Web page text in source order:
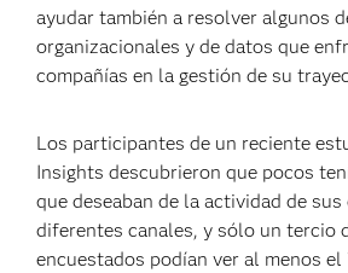
ayudar también a resolver algunos
organizacionales y de datos que
compañías en la gestión de su
Los participantes de un reciente
Insights descubrieron que pocos
que deseaban de la actividad de
diferentes canales, y sólo un tercio
encuestados podían ver al menos el